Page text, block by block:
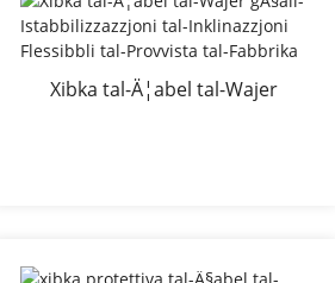
Xibka tal-Ä¦abel tal-Wajer